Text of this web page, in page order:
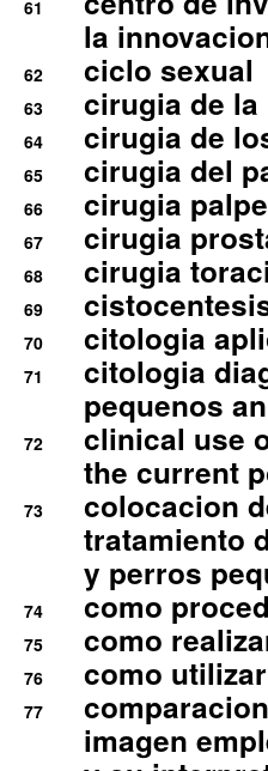
61
la
62 ciclo sexual
63 cirugia de
64 cirugia de
65 cirugia del
66 cirugia
67 cirugia
68 cirugia
69
70 citologia
71
citologia
pequenos
72
clinical use
the current
73
colocacion
tratamiento
y perros
74 como
75 como
76 como
77
imagen